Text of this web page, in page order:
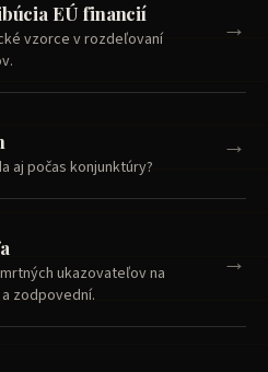
EÚ financií
vzorce v rozdeľovaní
→
aj počas konjunktúry?
→
ukazovateľov na
zodpovední.
→